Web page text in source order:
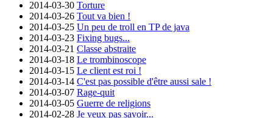
2014-03-30 Torture
2014-03-26 Tout va bien !
2014-03-25 Un peu de troll en TP de java
2014-03-23 Fixing bugs...
2014-03-21 Classe abstraite
2014-03-18 Le trombinoscope
2014-03-15 Le client est roi !
2014-03-14 C'est pas possible d'être aussi sale !
2014-03-07 Rage-quit
2014-03-05 Guerre de religions
2014-02-28 Je veux pas savoir...